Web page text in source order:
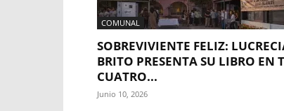
COMUNAL
SOBREVIVIENTE FELIZ:
BRITO PRESENTA SU LIBRO EN
CUATRO...
Junio 10, 2026